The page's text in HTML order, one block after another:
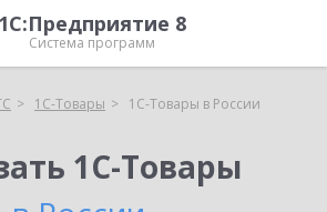
1С:Предприятие 8
Система программ
1С-Товары 1С-Товары в России
1С-Товары